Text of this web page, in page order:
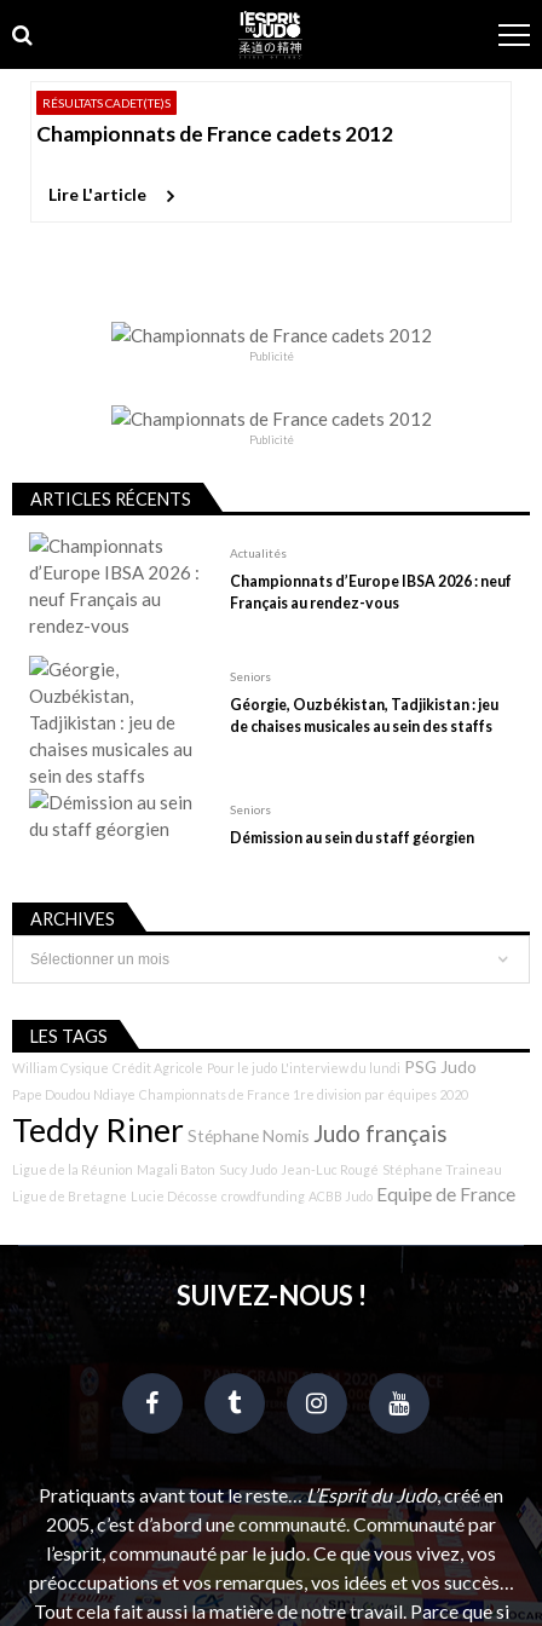
to
navigation
to
content
RÉSULTATS CADET(TE)S
Championnats de France cadets 2012
Lire L'article
Publicité
Publicité
ARTICLES RÉCENTS
Actualités
Championnats d’Europe IBSA 2026 : neuf
Français au rendez-vous
Seniors
Géorgie, Ouzbékistan, Tadjikistan : jeu
de chaises musicales au sein des staffs
Seniors
Démission au sein du staff géorgien
ARCHIVES
Archives
LES TAGS
William Cysique Crédit Agricole Pour le judo L'interview du lundi PSG Judo
Pape Doudou Ndiaye Championnats de France 1re division par équipes 2020
Teddy RinerStéphane Nomis Judo français
Ligue de la Réunion Magali Baton Sucy Judo Jean-Luc Rougé Stéphane Traineau
Ligue de Bretagne Lucie Décosse crowdfunding ACBB Judo Equipe de France
SUIVEZ-NOUS !
Pratiquants avant tout le reste…L’Esprit du Judo, créé en
2005, c’est d’abord une communauté. Communauté par
l’esprit, communauté par le judo. Ce que vous vivez, vos
préoccupations et vos remarques, vos idées et vos succès…
Tout cela fait aussi la matière de notre travail. Parce que si